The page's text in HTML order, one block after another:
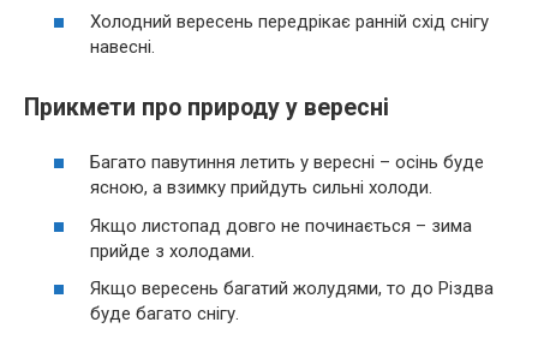
Холодний вересень передрікає ранній схід снігу
навесні.
Прикмети про природу у вересні
Багато павутиння летить у вересні – осінь буде
ясною, а взимку прийдуть сильні холоди.
Якщо листопад довго не починається – зима
прийде з холодами.
Якщо вересень багатий жолудями, то до Різдва
буде багато снігу.